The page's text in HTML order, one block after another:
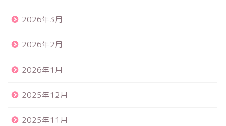
2026年3月
2026年2月
2026年1月
2025年12月
2025年11月